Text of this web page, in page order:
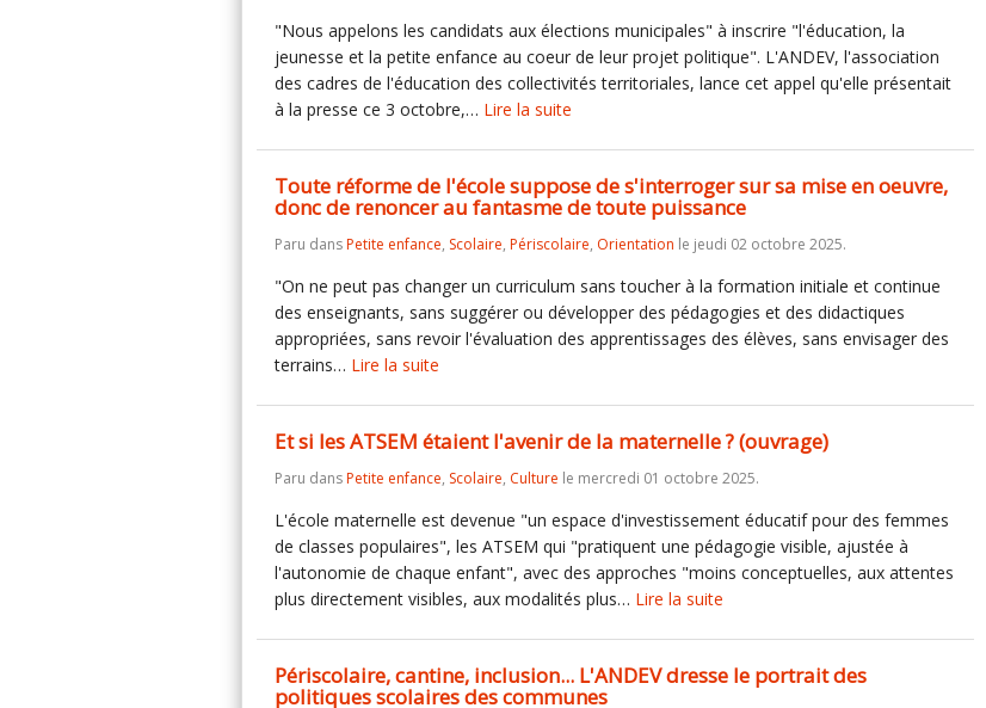
"Nous appelons les candidats aux élections municipales" à inscrire "l'éducation, la
jeunesse et la petite enfance au coeur de leur projet politique". L'ANDEV, l'association
des cadres de l'éducation des collectivités territoriales, lance cet appel qu'elle présentait
à la presse ce 3 octobre,… Lire la suite
Toute réforme de l'école suppose de s'interroger sur sa mise en oeuvre,
donc de renoncer au fantasme de toute puissance
Paru dansPetite enfance, Scolaire, Périscolaire, Orientation le jeudi 02 octobre 2025.
"On ne peut pas changer un curriculum sans toucher à la formation initiale et continue
des enseignants, sans suggérer ou développer des pédagogies et des didactiques
appropriées, sans revoir l'évaluation des apprentissages des élèves, sans envisager des
terrains… Lire la suite
Et si les ATSEM étaient l'avenir de la maternelle ? (ouvrage)
Paru dansPetite enfance, Scolaire, Culture le mercredi 01 octobre 2025.
L'école maternelle est devenue "un espace d'investissement éducatif pour des femmes
de classes populaires", les ATSEM qui "pratiquent une pédagogie visible, ajustée à
l'autonomie de chaque enfant", avec des approches "moins conceptuelles, aux attentes
plus directement visibles, aux modalités plus… Lire la suite
Périscolaire, cantine, inclusion... L'ANDEV dresse le portrait des
politiques scolaires des communes